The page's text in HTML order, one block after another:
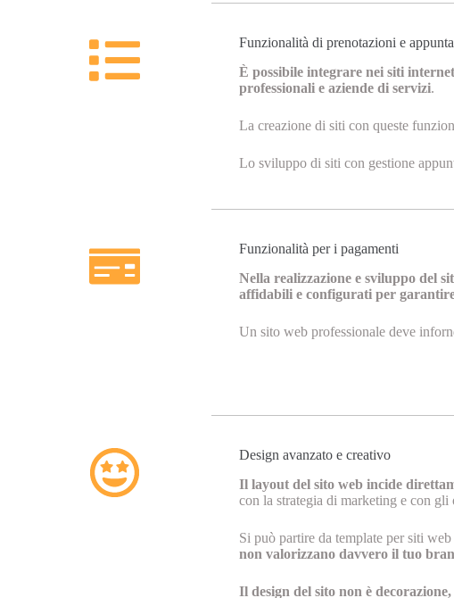
Funzionalità di prenotazioni e
È possibile integrare nei siti
professionali e aziende di servizi.
La creazione di siti con queste
Lo sviluppo di siti con gestione
Funzionalità per i pagamenti
Nella realizzazione e sviluppo del
affidabili e configurati per
Un sito web professionale deve
Design avanzato e creativo
Il layout del sito web incide
con la strategia di marketing e con
Si può partire da template per siti
non valorizzano davvero il tuo
Il design del sito non è decorazione,